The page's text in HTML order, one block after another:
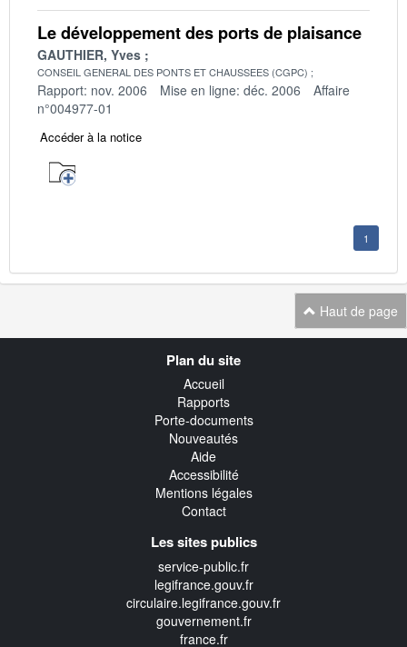
Le développement des ports de plaisance
GAUTHIER, Yves
CONSEIL GENERAL DES PONTS ET CHAUSSEES (CGPC)
Rapport: nov. 2006 Mise en ligne: déc. 2006
Affaire
n°004977-01
Accéder à la notice
1
Haut de page
Plan du site
Accueil
Rapports
Porte-documents
Nouveautés
Aide
Accessibilité
Mentions légales
Contact
Les sites publics
service-public.fr
legifrance.gouv.fr
circulaire.legifrance.gouv.fr
gouvernement.fr
france.fr